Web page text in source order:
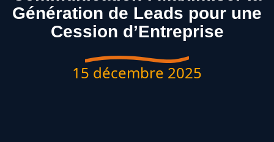
Génération de Leads pour une
Cession d’Entreprise
15 décembre 2025